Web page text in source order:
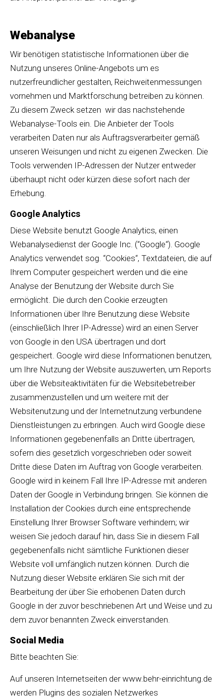
Webanalyse
Wir benötigen statistische Informationen über die
Nutzung unseres Online-Angebots um es
nutzerfreundlicher gestalten, Reichweitenmessungen
vornehmen und Marktforschung betreiben zu können.
Zu diesem Zweck setzen wir das nachstehende
Webanalyse-Tools ein. Die Anbieter der Tools
verarbeiten Daten nur als Auftragsverarbeiter gemäß
unseren Weisungen und nicht zu eigenen Zwecken. Die
Tools verwenden IP-Adressen der Nutzer entweder
überhaupt nicht oder kürzen diese sofort nach der
Erhebung.
Google Analytics
Diese Website benutzt Google Analytics, einen
Webanalysedienst der Google Inc. (“Google“). Google
Analytics verwendet sog. “Cookies“, Textdateien, die auf
Ihrem Computer gespeichert werden und die eine
Analyse der Benutzung der Website durch Sie
ermöglicht. Die durch den Cookie erzeugten
Informationen über Ihre Benutzung diese Website
(einschließlich Ihrer IP-Adresse) wird an einen Server
von Google in den USA übertragen und dort
gespeichert. Google wird diese Informationen benutzen,
um Ihre Nutzung der Website auszuwerten, um Reports
über die Websiteaktivitäten für die Websitebetreiber
zusammenzustellen und um weitere mit der
Websitenutzung und der Internetnutzung verbundene
Dienstleistungen zu erbringen. Auch wird Google diese
Informationen gegebenenfalls an Dritte übertragen,
sofern dies gesetzlich vorgeschrieben oder soweit
Dritte diese Daten im Auftrag von Google verarbeiten.
Google wird in keinem Fall Ihre IP-Adresse mit anderen
Daten der Google in Verbindung bringen. Sie können die
Installation der Cookies durch eine entsprechende
Einstellung Ihrer Browser Software verhindern; wir
weisen Sie jedoch darauf hin, dass Sie in diesem Fall
gegebenenfalls nicht sämtliche Funktionen dieser
Website voll umfänglich nutzen können. Durch die
Nutzung dieser Website erklären Sie sich mit der
Bearbeitung der über Sie erhobenen Daten durch
Google in der zuvor beschriebenen Art und Weise und zu
dem zuvor benannten Zweck einverstanden.
Social Media
Bitte beachten Sie:
Auf unseren Internetseiten der www.behr-einrichtung.de
werden Plugins des sozialen Netzwerkes